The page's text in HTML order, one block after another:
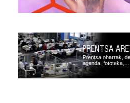
PRENTSA
Prentsa oharrak,
agenda, fototeka,…